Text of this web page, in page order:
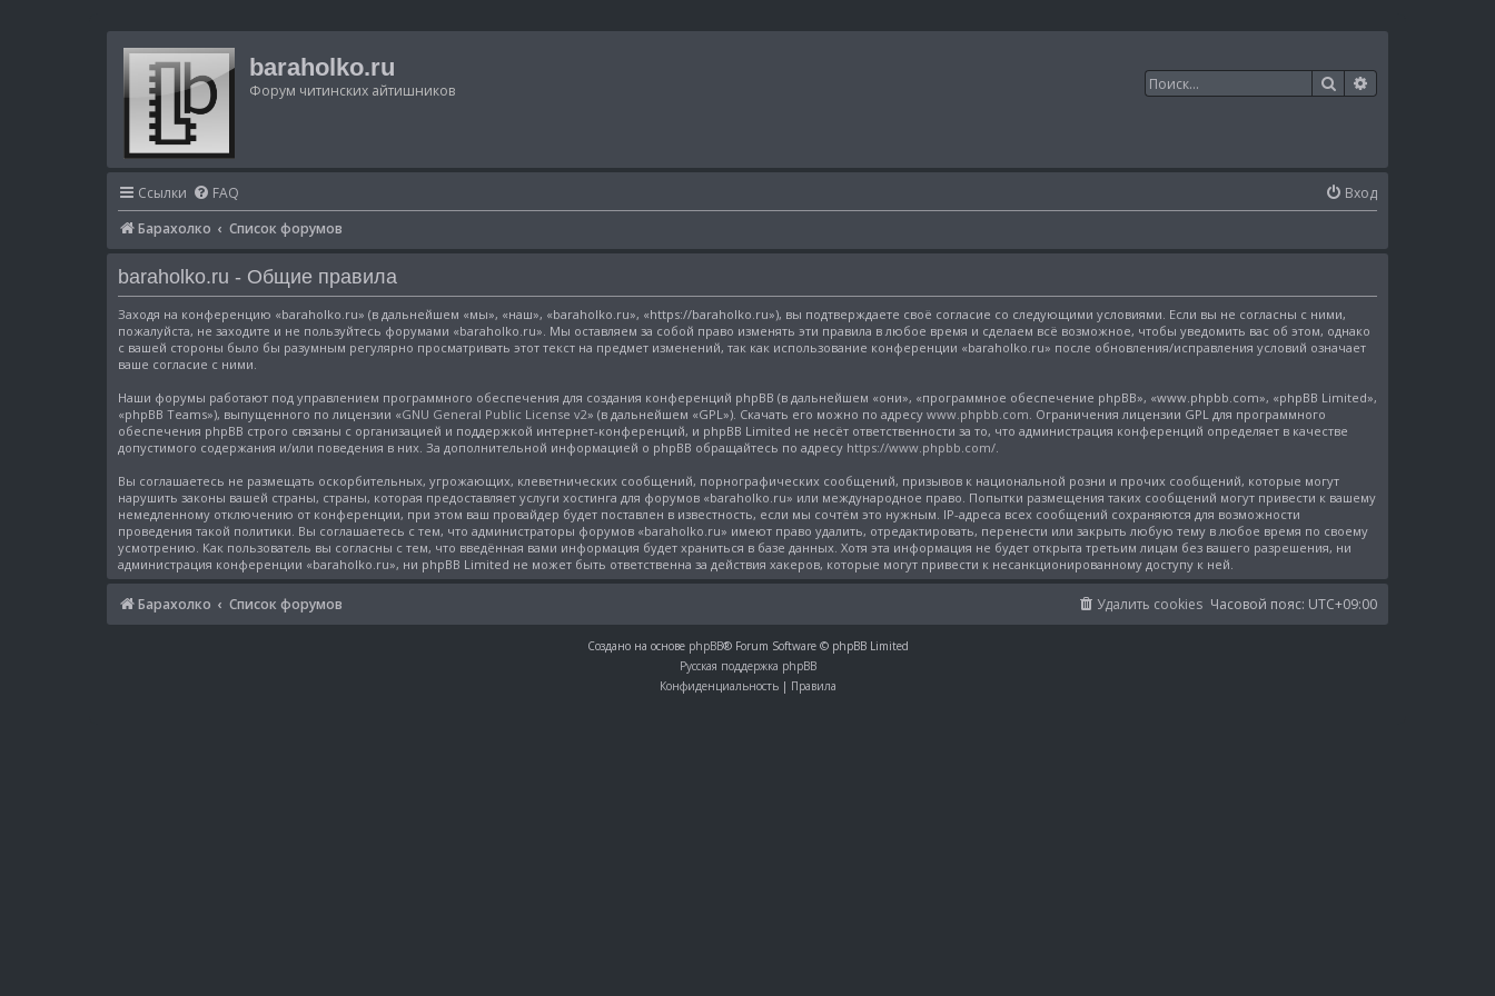
baraholko.ru
Форум читинских айтишников Поиск
Ссылки FAQ
Вход
Барахолко
Список форумов
baraholko.ru - Общие правила
Заходя на конференцию «baraholko.ru» (в дальнейшем «мы», «наш», «baraholko.ru», «https://baraholko.ru»), вы подтверждаете своё согласие со следующими условиями. Если вы не согласны с ними,
пожалуйста, не заходите и не пользуйтесь форумами «baraholko.ru». Мы оставляем за собой право изменять эти правила в любое время и сделаем всё возможное, чтобы уведомить вас об этом, однако
с вашей стороны было бы разумным регулярно просматривать этот текст на предмет изменений, так как использование конференции «baraholko.ru» после обновления/исправления условий означает
ваше согласие с ними.
Наши форумы работают под управлением программного обеспечения для создания конференций phpBB (в дальнейшем «они», «программное обеспечение phpBB», «www.phpbb.com», «phpBB Limited»,
«phpBB Teams»), выпущенного по лицензии «GNU General Public License v2» (в дальнейшем «GPL»). Скачать его можно по адресу www.phpbb.com. Ограничения лицензии GPL для программного
обеспечения phpBB строго связаны с организацией и поддержкой интернет-конференций, и phpBB Limited не несёт ответственности за то, что администрация конференций определяет в качестве
допустимого содержания и/или поведения в них. За дополнительной информацией о phpBB обращайтесь по адресу https://www.phpbb.com/.
Вы соглашаетесь не размещать оскорбительных, угрожающих, клеветнических сообщений, порнографических сообщений, призывов к национальной розни и прочих сообщений, которые могут
нарушить законы вашей страны, страны, которая предоставляет услуги хостинга для форумов «baraholko.ru» или международное право. Попытки размещения таких сообщений могут привести к вашему
немедленному отключению от конференции, при этом ваш провайдер будет поставлен в известность, если мы сочтём это нужным. IP-адреса всех сообщений сохраняются для возможности
проведения такой политики. Вы соглашаетесь с тем, что администраторы форумов «baraholko.ru» имеют право удалить, отредактировать, перенести или закрыть любую тему в любое время по своему
усмотрению. Как пользователь вы согласны с тем, что введённая вами информация будет храниться в базе данных. Хотя эта информация не будет открыта третьим лицам без вашего разрешения, ни
администрация конференции «baraholko.ru», ни phpBB Limited не может быть ответственна за действия хакеров, которые могут привести к несанкционированному доступу к ней.
Барахолко Список форумов Часовой пояс: UTC+09:00
Удалить cookies
Создано на основе phpBB® Forum Software © phpBB Limited
Русская поддержка phpBB
Конфиденциальность| Правила